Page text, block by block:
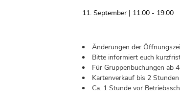
11. September | 11:00 - 19:00
Änderungen der
Bitte informiert euch
Für Gruppenbuchungen ab
Kartenverkauf bis 2
Ca. 1 Stunde vor